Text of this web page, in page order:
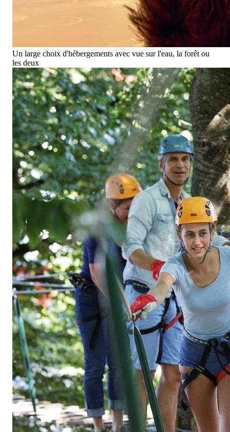
Un large choix d'hébergements avec vue sur l'eau, la forêt ou
les deux